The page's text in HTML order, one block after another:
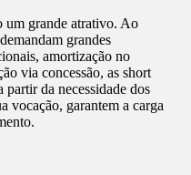
um grande atrativo. Ao
grandes
amortização no
via concessão, as short
da necessidade dos
vocação, garantem a carga